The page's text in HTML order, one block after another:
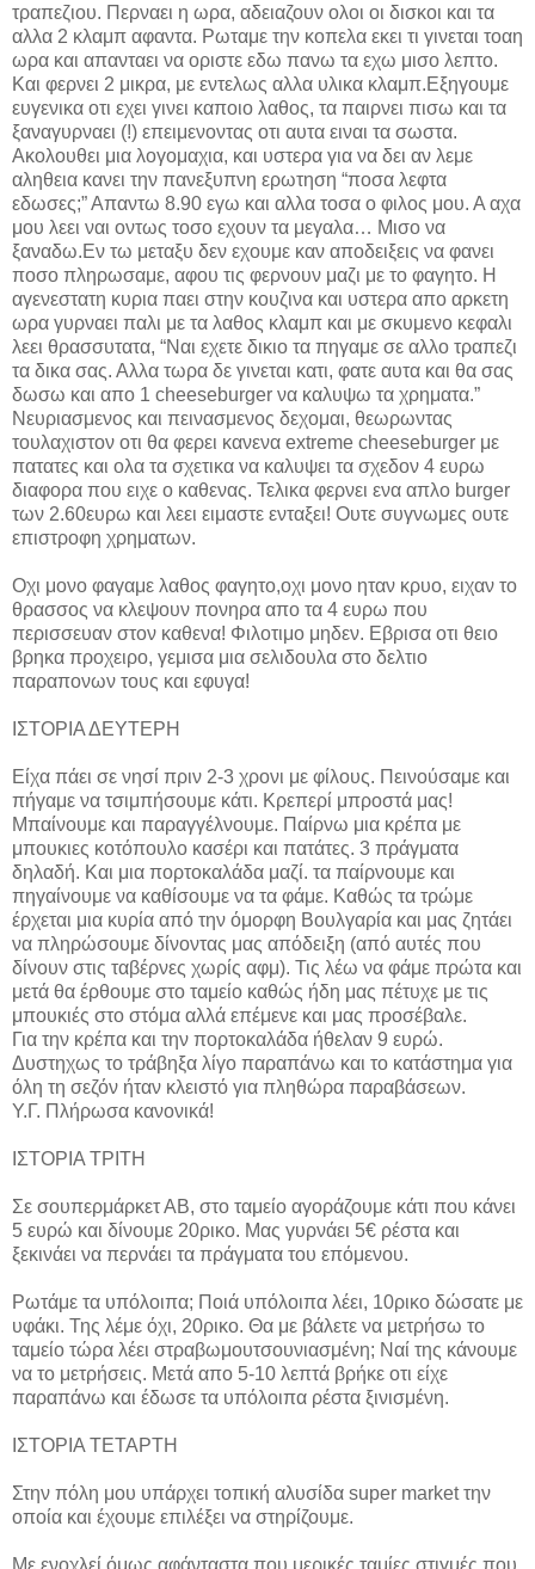
τραπεζιου. Περναει η ωρα, αδειαζουν ολοι οι δισκοι και τα
αλλα 2 κλαμπ αφαντα. Ρωταμε την κοπελα εκει τι γινεται τοαη
ωρα και απανταει να οριστε εδω πανω τα εχω μισο λεπτο.
Και φερνει 2 μικρα, με εντελως αλλα υλικα κλαμπ.Εξηγουμε
ευγενικα οτι εχει γινει καποιο λαθος, τα παιρνει πισω και τα
ξαναγυρναει (!) επειμενοντας οτι αυτα ειναι τα σωστα.
Ακολουθει μια λογομαχια, και υστερα για να δει αν λεμε
αληθεια κανει την πανεξυπνη ερωτηση “ποσα λεφτα
εδωσες;” Απαντω 8.90 εγω και αλλα τοσα ο φιλος μου. Α αχα
μου λεει ναι οντως τοσο εχουν τα μεγαλα… Μισο να
ξαναδω.Εν τω μεταξυ δεν εχουμε καν αποδειξεις να φανει
ποσο πληρωσαμε, αφου τις φερνουν μαζι με το φαγητο. Η
αγενεστατη κυρια παει στην κουζινα και υστερα απο αρκετη
ωρα γυρναει παλι με τα λαθος κλαμπ και με σκυμενο κεφαλι
λεει θρασσυτατα, “Ναι εχετε δικιο τα πηγαμε σε αλλο τραπεζι
τα δικα σας. Αλλα τωρα δε γινεται κατι, φατε αυτα και θα σας
δωσω και απο 1 cheeseburger να καλυψω τα χρηματα.”
Νευριασμενος και πεινασμενος δεχομαι, θεωρωντας
τουλαχιστον οτι θα φερει κανενα extreme cheeseburger με
πατατες και ολα τα σχετικα να καλυψει τα σχεδον 4 ευρω
διαφορα που ειχε ο καθενας. Τελικα φερνει ενα απλο burger
των 2.60ευρω και λεει ειμαστε ενταξει! Ουτε συγνωμες ουτε
επιστροφη χρηματων.
Οχι μονο φαγαμε λαθος φαγητο,οχι μονο ηταν κρυο, ειχαν το
θρασσος να κλεψουν πονηρα απο τα 4 ευρω που
περισσευαν στον καθενα! Φιλοτιμο μηδεν. Εβρισα οτι θειο
βρηκα προχειρο, γεμισα μια σελιδουλα στο δελτιο
παραπονων τους και εφυγα!
ΙΣΤΟΡΙΑ ΔΕΥΤΕΡΗ
Είχα πάει σε νησί πριν 2-3 χρονι με φίλους. Πεινούσαμε και
πήγαμε να τσιμπήσουμε κάτι. Κρεπερί μπροστά μας!
Μπαίνουμε και παραγγέλνουμε. Παίρνω μια κρέπα με
μπουκιες κοτόπουλο κασέρι και πατάτες. 3 πράγματα
δηλαδή. Και μια πορτοκαλάδα μαζί. τα παίρνουμε και
πηγαίνουμε να καθίσουμε να τα φάμε. Καθώς τα τρώμε
έρχεται μια κυρία από την όμορφη Βουλγαρία και μας ζητάει
να πληρώσουμε δίνοντας μας απόδειξη (από αυτές που
δίνουν στις ταβέρνες χωρίς αφμ). Τις λέω να φάμε πρώτα και
μετά θα έρθουμε στο ταμείο καθώς ήδη μας πέτυχε με τις
μπουκιές στο στόμα αλλά επέμενε και μας προσέβαλε.
Για την κρέπα και την πορτοκαλάδα ήθελαν 9 ευρώ.
Δυστηχως το τράβηξα λίγο παραπάνω και το κατάστημα για
όλη τη σεζόν ήταν κλειστό για πληθώρα παραβάσεων.
Υ.Γ. Πλήρωσα κανονικά!
ΙΣΤΟΡΙΑ ΤΡΙΤΗ
Σε σουπερμάρκετ ΑΒ, στο ταμείο αγοράζουμε κάτι που κάνει
5 ευρώ και δίνουμε 20ρικο. Μας γυρνάει 5€ ρέστα και
ξεκινάει να περνάει τα πράγματα του επόμενου.
Ρωτάμε τα υπόλοιπα; Ποιά υπόλοιπα λέει, 10ρικο δώσατε με
υφάκι. Της λέμε όχι, 20ρικο. Θα με βάλετε να μετρήσω το
ταμείο τώρα λέει στραβωμουτσουνιασμένη; Ναί της κάνουμε
να το μετρήσεις. Μετά απο 5-10 λεπτά βρήκε οτι είχε
παραπάνω και έδωσε τα υπόλοιπα ρέστα ξινισμένη.
ΙΣΤΟΡΙΑ ΤΕΤΑΡΤΗ
Στην πόλη μου υπάρχει τοπική αλυσίδα super market την
οποία και έχουμε επιλέξει να στηρίζουμε.
Με ενοχλεί όμως αφάνταστα που μερικές ταμίες στιγμές που